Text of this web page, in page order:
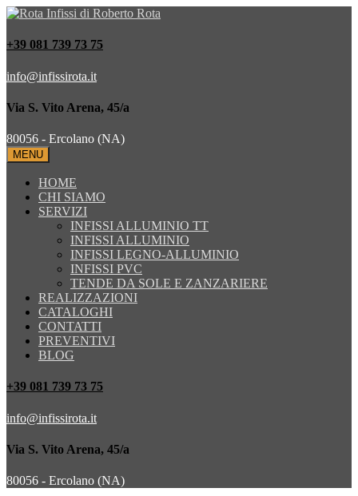
+39 081 739 73 75
info@infissirota.it
Via S. Vito Arena, 45/a
80056 - Ercolano (NA)
MENU
HOME
CHI SIAMO
SERVIZI
INFISSI ALLUMINIO TT
INFISSI ALLUMINIO
INFISSI LEGNO-ALLUMINIO
INFISSI PVC
TENDE DA SOLE E ZANZARIERE
REALIZZAZIONI
CATALOGHI
CONTATTI
PREVENTIVI
BLOG
+39 081 739 73 75
info@infissirota.it
Via S. Vito Arena, 45/a
80056 - Ercolano (NA)